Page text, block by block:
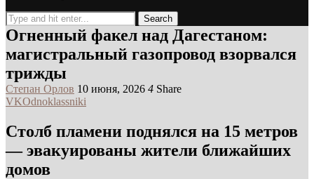
Search
Огненный факел над Дагестаном:
магистральный газопровод взорвался
трижды
Степан Орлов 10 июня, 2026 4 Share
VKOdnoklassniki
Столб пламени поднялся на 15 метров
— эвакуированы жители ближайших
домов